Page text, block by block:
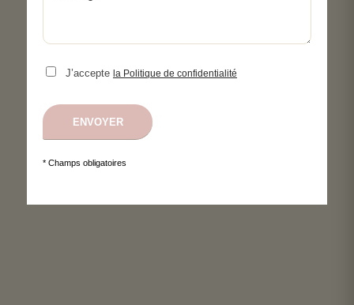
J’accepte la Politique de confidentialité
* Champs obligatoires